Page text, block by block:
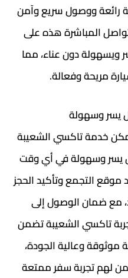
تجربة رائعة ووصول سريع وآمن
المباشرة هذه على
ويسهولة دون عناء، مما
مريحة وفعالة.
يسر وسهولة
خدمة تاكسي الشعيبة
يسر وسهولة في أي وقت
موقع التجمع وتأكيد الحجز
مع ضمان الوصول إلى
تاكسي الشعيبة تضمن
موثوقة وعالية الجودة،
لهم تجربة سفر ممتعة